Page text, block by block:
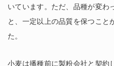
いています。ただ、品種が変わ
と、一定以上の品質を保つこと
た。
小麦は播種前に製粉会社と契約